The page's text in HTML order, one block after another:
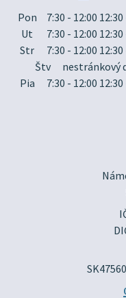
Pon
7:30 - 12:00 12:30
Ut
7:30 - 12:00 12:30
Str
7:30 - 12:00 12:30
Štv
nestránkový
Pia
7:30 - 12:00 12:30